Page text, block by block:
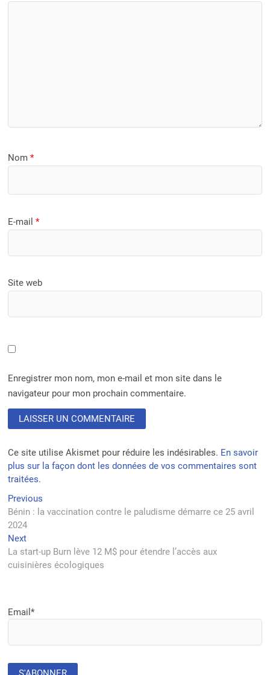
Nom*
E-mail*
Site web
Enregistrer mon nom, mon e-mail et mon site dans le
navigateur pour mon prochain commentaire.
Ce site utilise Akismet pour réduire les indésirables. En savoir
plus sur la façon dont les données de vos commentaires sont
traitées.
Navigation
de
l’article
Previous
post:
Bénin : la vaccination contre le paludisme démarre ce 25 avril
2024
NextNext
post:
La start-up Burn lève 12 M$ pour étendre l’accès aux
cuisinières écologiques
Email*